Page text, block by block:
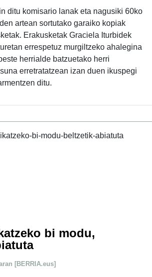
ditu komisario lanak eta nagusiki 60ko
artean sortutako garaiko kopiak
Erakusketak Graciela Iturbidek
errespetuz murgiltzeko ahalegina
herrialde batzuetako herri
erretratatzean izan duen ikuspegi
ditu.
bi modu,
[BERRIA.eus]